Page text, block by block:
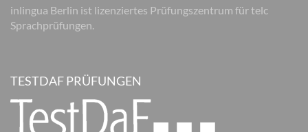
inlingua Berlin ist lizenziertes Prüfungszentrum für telc
Sprachprüfungen.
TESTDAF PRÜFUNGEN